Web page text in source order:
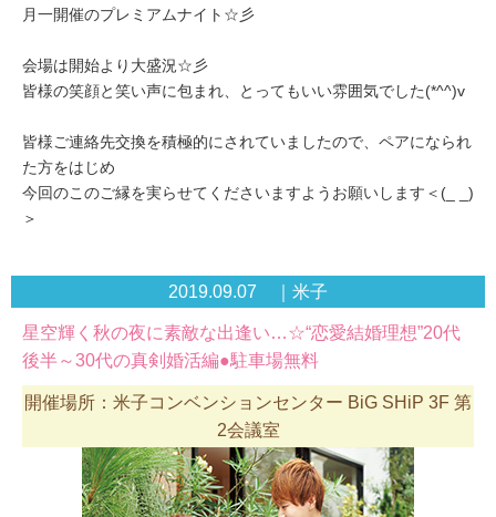
月一開催のプレミアムナイト☆彡
会場は開始より大盛況☆彡
皆様の笑顔と笑い声に包まれ、とってもいい雰囲気でした(*^^)v
皆様ご連絡先交換を積極的にされていましたので、ペアになられ
た方をはじめ
今回のこのご縁を実らせてくださいますようお願いします＜(_ _)
＞
2019.09.07 ｜米子
星空輝く秋の夜に素敵な出逢い…☆“恋愛結婚理想”20代
後半～30代の真剣婚活編●駐車場無料
開催場所：米子コンベンションセンター BiG SHiP 3F 第
2会議室